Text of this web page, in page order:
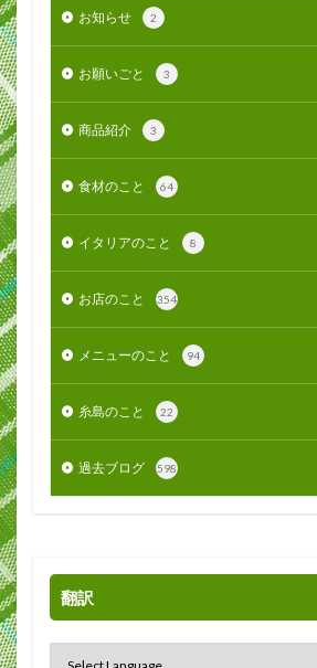
お知らせ 2
お願いごと 3
商品紹介 3
食材のこと 64
イタリアのこと 8
お店のこと 354
メニューのこと 94
糸島のこと 22
過去ブログ 598
翻訳